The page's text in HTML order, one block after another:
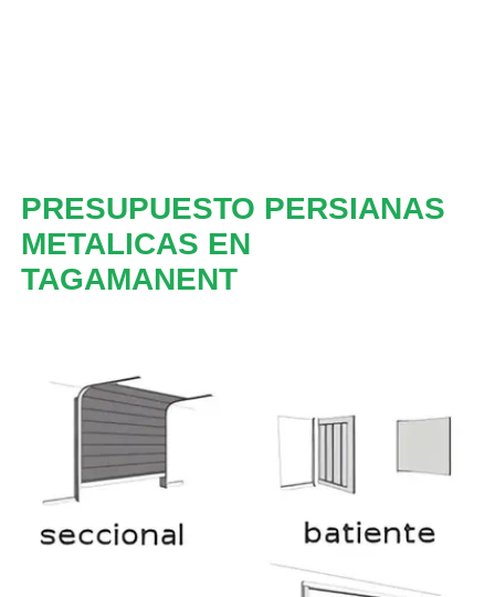
PRESUPUESTO PERSIANAS
METALICAS EN
TAGAMANENT